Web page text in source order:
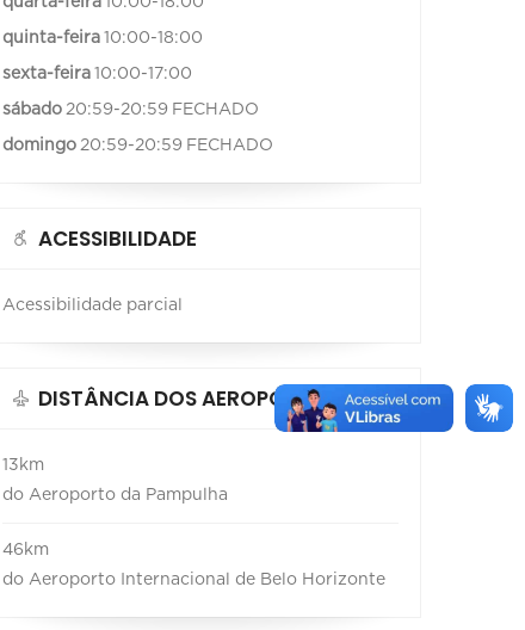
quinta-feira 10:00-18:00
sexta-feira 10:00-17:00
sábado 20:59-20:59 FECHADO
domingo 20:59-20:59 FECHADO
ACESSIBILIDADE
Acessibilidade parcial
DISTÂNCIA DOS AEROPORTOS
13km
do Aeroporto da Pampulha
46km
do Aeroporto Internacional de Belo Horizonte